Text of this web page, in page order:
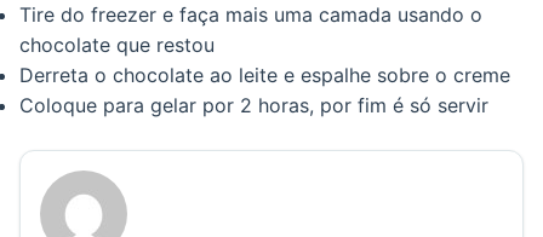
Tire do freezer e faça mais uma camada usando o
chocolate que restou
Derreta o chocolate ao leite e espalhe sobre o creme
Coloque para gelar por 2 horas, por fim é só servir